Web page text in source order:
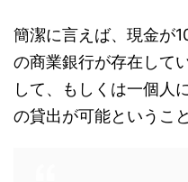
簡潔に言えば、現金が
の商業銀行が存在して
して、もしくは一個人
の貸出が可能というこ